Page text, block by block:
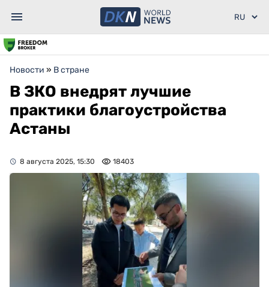
Новости » В стране
В ЗКО внедрят лучшие
практики благоустройства
Астаны
8 августа 2025, 15:30 18403